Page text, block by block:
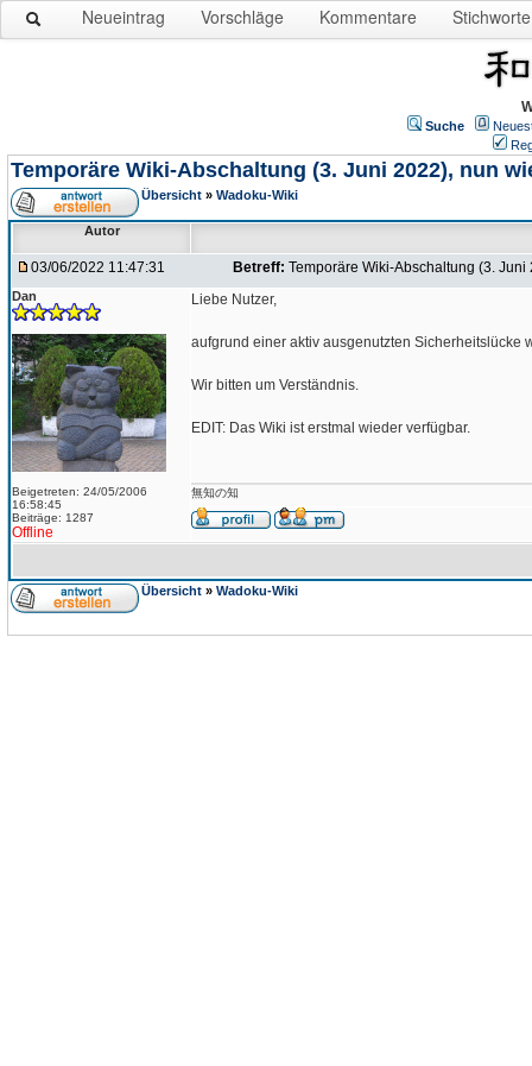
Neueintrag Vorschläge Kommentare Stichworte
Suche
Temporäre Wiki-Abschaltung (3. Juni 2022), nun
Übersicht » Wadoku-Wiki
Autor
03/06/2022 11:47:31 Betreff: Temporäre Wiki-Abschaltung (3.
Dan
Beigetreten: 24/05/2006
16:58:45
Beiträge: 1287
Offline
Liebe Nutzer,
aufgrund einer aktiv ausgenutzten Sicherheitslücke
Wir bitten um Verständnis.
EDIT: Das Wiki ist erstmal wieder verfügbar.
無知の知
Übersicht » Wadoku-Wiki